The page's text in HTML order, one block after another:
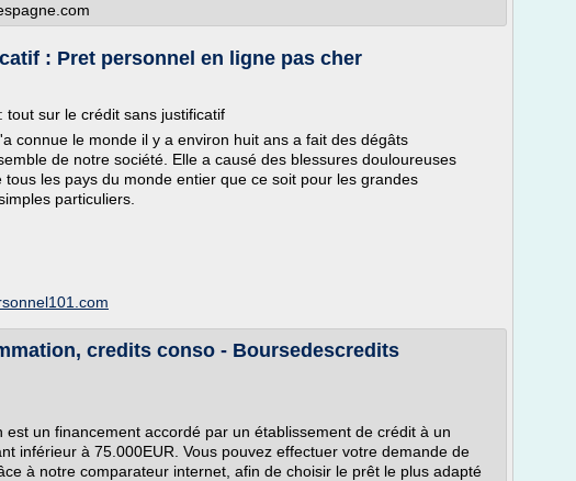
: Pret personnel en ligne pas cher
tout sur le crédit sans justificatif
connue le monde il y a environ huit ans a fait des dégâts
de notre société. Elle a causé des blessures douloureuses
tous les pays du monde entier que ce soit pour les grandes
particuliers.
credits conso - Boursedescredits
est un financement accordé par un établissement de crédit à un
inférieur à 75.000EUR. Vous pouvez effectuer votre demande de
à notre comparateur internet, afin de choisir le prêt le plus adapté